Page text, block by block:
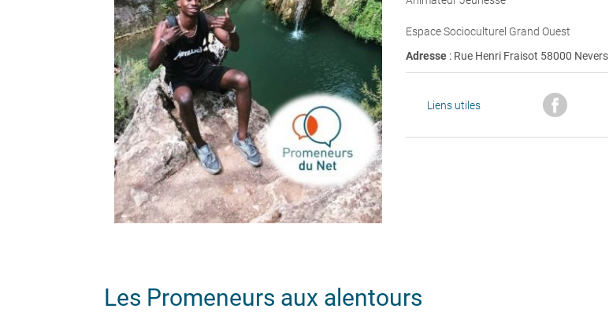
Espace Socioculturel Grand Ouest
Adresse : Rue Henri Fraisot 58000 Nevers
Liens utiles
Les Promeneurs aux alentours